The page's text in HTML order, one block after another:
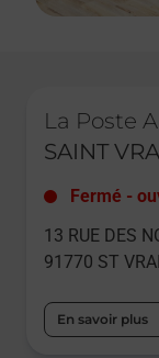
La Poste
SAINT
Fermé -
13 RUE DES
91770 ST
En savoir plus